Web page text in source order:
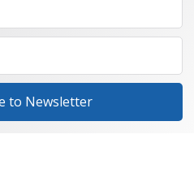
to Newsletter